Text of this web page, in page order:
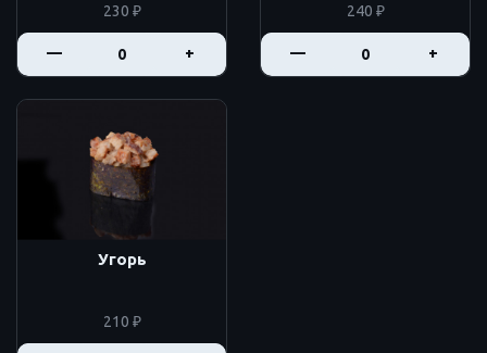
230 ₽
— +
240 ₽
— +
Угорь
210 ₽